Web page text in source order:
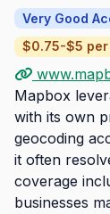
Very Good
$0.75-$5 per
Mapbox
with its own
geocoding
it often
coverage
businesses